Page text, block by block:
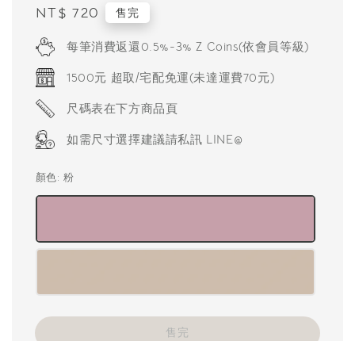
Regular
price
NT$ 720 售完
每筆消費返還0.5%-3% Z Coins(依會員等級)
1500元 超取/宅配免運(未達運費70元)
尺碼表在下方商品頁
如需尺寸選擇建議請私訊 LINE@
顏色: 粉
售完